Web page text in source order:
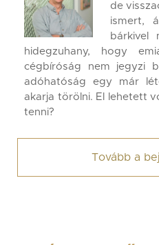
de
ismert,
bárkivel
hidegzuhany, hogy
cégbíróság nem jegyzi
adóhatóság egy már
akarja törölni. El lehetett
tenni?
Tovább a